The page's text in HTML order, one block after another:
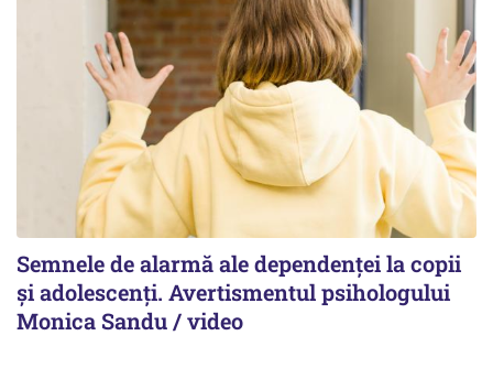
Semnele de alarmă ale dependenței la copii
și adolescenți. Avertismentul psihologului
Monica Sandu / video